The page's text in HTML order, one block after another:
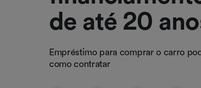
de até 20
Empréstimo para comprar o carro
como contratar